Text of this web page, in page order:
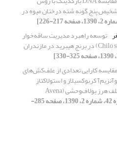
پنج گونه شته درختان میوه در
توسعه راهبرد مدیریت ساقه‌خوار
مقایسه کارایی تعدادی از علف‌کش‌های
کربوکسیلاز و استولاکتاز
سینتاز در کنترل علف هرز یولاف‌وحشی (Avena
[دوره 42، شماره 2، 1390، صفحه 285-